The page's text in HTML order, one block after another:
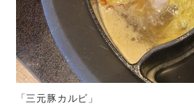
「三元豚カルビ」